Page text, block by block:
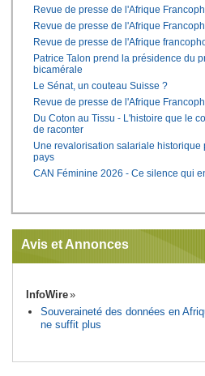
Revue de presse de l'Afrique
Revue de presse de l'Afrique
Revue de presse de l'Afrique
Patrice Talon prend la présidence du
bicamérale
Le Sénat, un couteau Suisse ?
Revue de presse de l'Afrique
Du Coton au Tissu - L'histoire que le
de raconter
Une revalorisation salariale historique
pays
CAN Féminine 2026 - Ce silence qui
Avis et Annonces
InfoWire
Souveraineté des données en
ne suffit plus